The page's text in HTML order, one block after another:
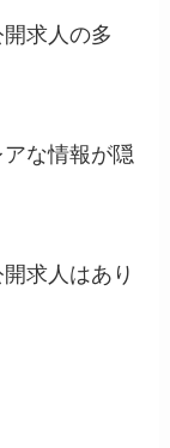
求人の多
な情報が隠
求人はあり